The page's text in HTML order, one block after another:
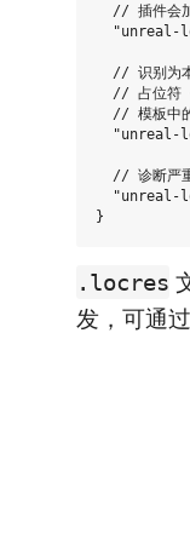
// 插件会
"unreal-
// 识别为
// 占位符
// 模板中
"unreal-
// 诊断严
"unreal-
.locres
发，可通